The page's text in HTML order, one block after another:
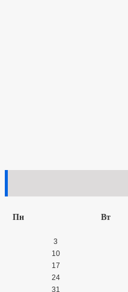
Пн
Вт
3
10
17
24
31